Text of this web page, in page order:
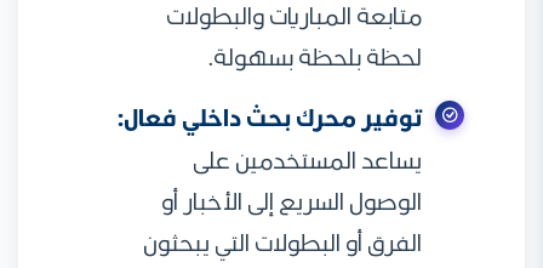
متابعة المباريات والبطولات
لحظة بلحظة بسهولة.
توفير محرك بحث داخلي فعال:
يساعد المستخدمين على
الوصول السريع إلى الأخبار أو
الفرق أو البطولات التي يبحثون